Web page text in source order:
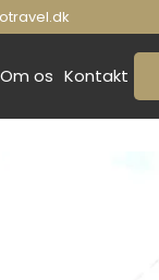
Om os Kontakt